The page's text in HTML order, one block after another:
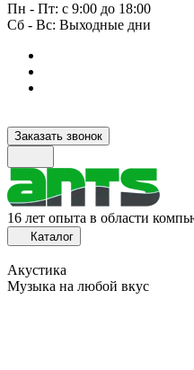
Пн - Пт: с 9:00 до 18:00
Сб - Вс: Выходные дни
Заказать звонок
16 лет опыта в области
Каталог
Акустика
Музыка на любой вкус